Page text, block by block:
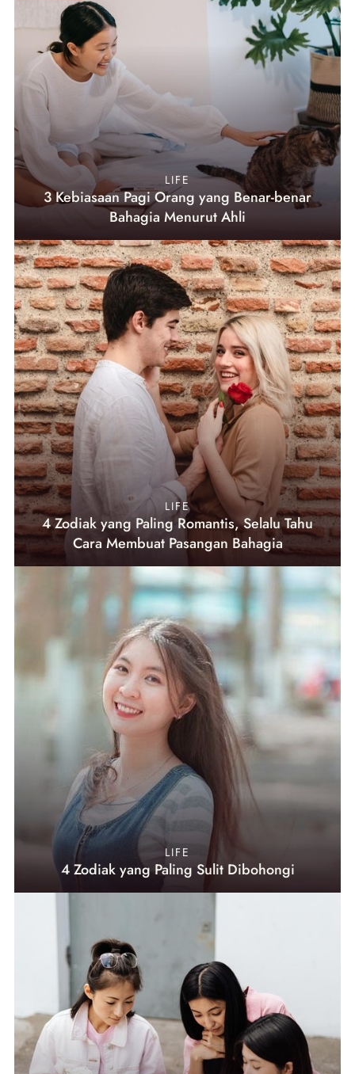
LIFE
3 Kebiasaan Pagi Orang yang Benar-benar
Bahagia Menurut Ahli
LIFE
4 Zodiak yang Paling Romantis, Selalu Tahu
Cara Membuat Pasangan Bahagia
LIFE
4 Zodiak yang Paling Sulit Dibohongi